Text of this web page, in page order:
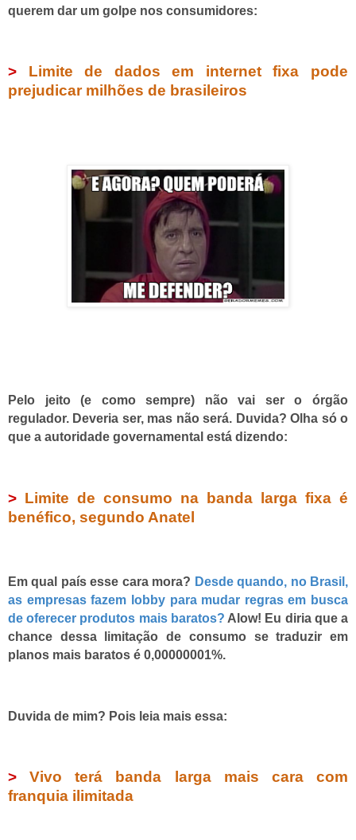
querem dar um golpe nos consumidores:
> Limite de dados em internet fixa pode
prejudicar milhões de brasileiros
Pelo jeito (e como sempre) não vai ser o órgão
regulador. Deveria ser, mas não será. Duvida? Olha só o
que a autoridade governamental está dizendo:
> Limite de consumo na banda larga fixa é
benéfico, segundo Anatel
Em qual país esse cara mora? Desde quando, no Brasil,
as empresas fazem lobby para mudar regras em busca
de oferecer produtos mais baratos? Alow! Eu diria que a
chance dessa limitação de consumo se traduzir em
planos mais baratos é 0,00000001%.
Duvida de mim? Pois leia mais essa:
>Vivo terá banda larga mais cara com
franquia ilimitada